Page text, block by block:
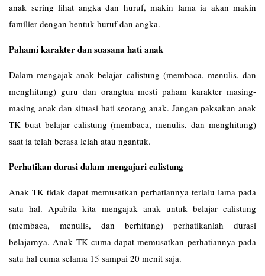
anak sering lihat angka dan huruf, makin lama ia akan makin
familier dengan bentuk huruf dan angka.
Pahami karakter dan suasana hati anak
Dalam mengajak anak belajar calistung (membaca, menulis, dan
menghitung) guru dan orangtua mesti paham karakter masing-
masing anak dan situasi hati seorang anak. Jangan paksakan anak
TK buat belajar calistung (membaca, menulis, dan menghitung)
saat ia telah berasa lelah atau ngantuk.
Perhatikan durasi dalam mengajari calistung
Anak TK tidak dapat memusatkan perhatiannya terlalu lama pada
satu hal. Apabila kita mengajak anak untuk belajar calistung
(membaca, menulis, dan berhitung) perhatikanlah durasi
belajarnya. Anak TK cuma dapat memusatkan perhatiannya pada
satu hal cuma selama 15 sampai 20 menit saja.